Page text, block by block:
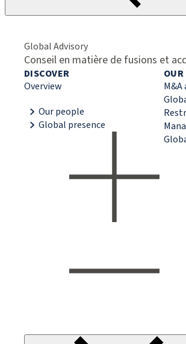
Global Advisory
Conseil en matière de fusions et
DISCOVER
Overview
Our people
Global presence